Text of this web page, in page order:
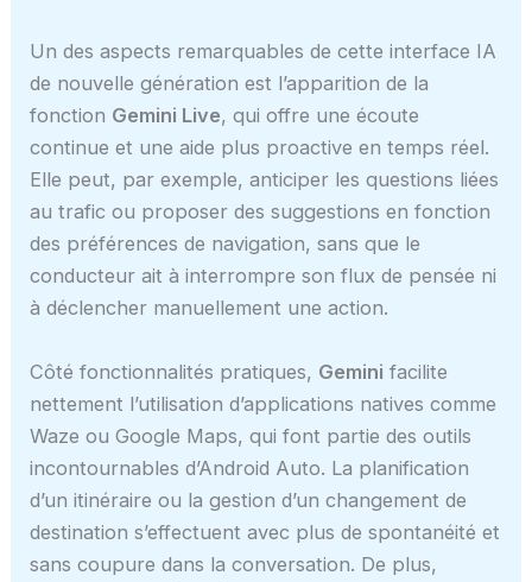
Un des aspects remarquables de cette interface IA
de nouvelle génération est l’apparition de la
fonction Gemini Live, qui offre une écoute
continue et une aide plus proactive en temps réel.
Elle peut, par exemple, anticiper les questions liées
au trafic ou proposer des suggestions en fonction
des préférences de navigation, sans que le
conducteur ait à interrompre son flux de pensée ni
à déclencher manuellement une action.
Côté fonctionnalités pratiques, Gemini facilite
nettement l’utilisation d’applications natives comme
Waze ou Google Maps, qui font partie des outils
incontournables d’Android Auto. La planification
d’un itinéraire ou la gestion d’un changement de
destination s’effectuent avec plus de spontanéité et
sans coupure dans la conversation. De plus,